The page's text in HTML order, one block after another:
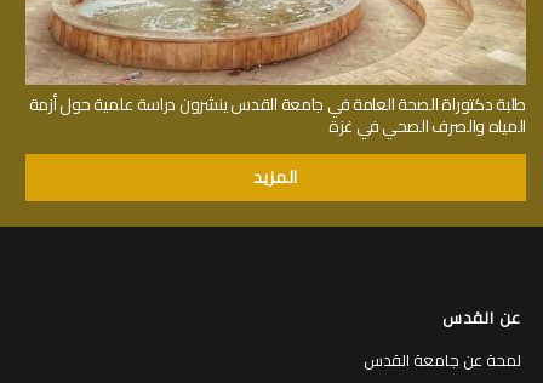
طلبة دكتوراة الصحة العامة في جامعة القدس ينشرون دراسة علمية حول أزمة
المياه والصرف الصحي في غزة
المزيد
عن القدس
لمحة عن جامعة القدس